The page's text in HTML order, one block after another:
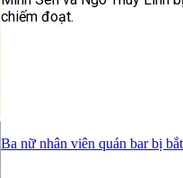
chiếm đoạt.
Ba nữ nhân viên quán bar bị